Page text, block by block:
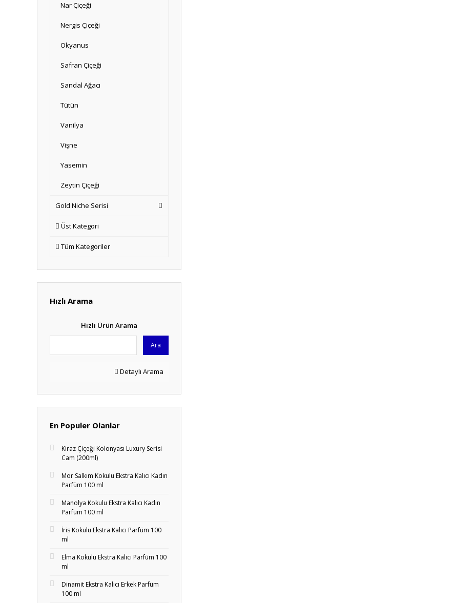
Nar Çiçeği
Nergis Çiçeği
Okyanus
Safran Çiçeği
Sandal Ağacı
Tütün
Vanilya
Vişne
Yasemin
Zeytin Çiçeği
Gold Niche Serisi
Üst Kategori
Tüm Kategoriler
Hızlı Arama
Hızlı Ürün Arama
Ara
Detaylı Arama
En Populer Olanlar
Kiraz Çiçeği Kolonyası Luxury Serisi
Cam (200ml)
Mor Salkım Kokulu Ekstra Kalıcı Kadın
Parfüm 100 ml
Manolya Kokulu Ekstra Kalıcı Kadın
Parfüm 100 ml
İris Kokulu Ekstra Kalıcı Parfüm 100
ml
Elma Kokulu Ekstra Kalıcı Parfüm 100
ml
Dinamit Ekstra Kalıcı Erkek Parfüm
100 ml